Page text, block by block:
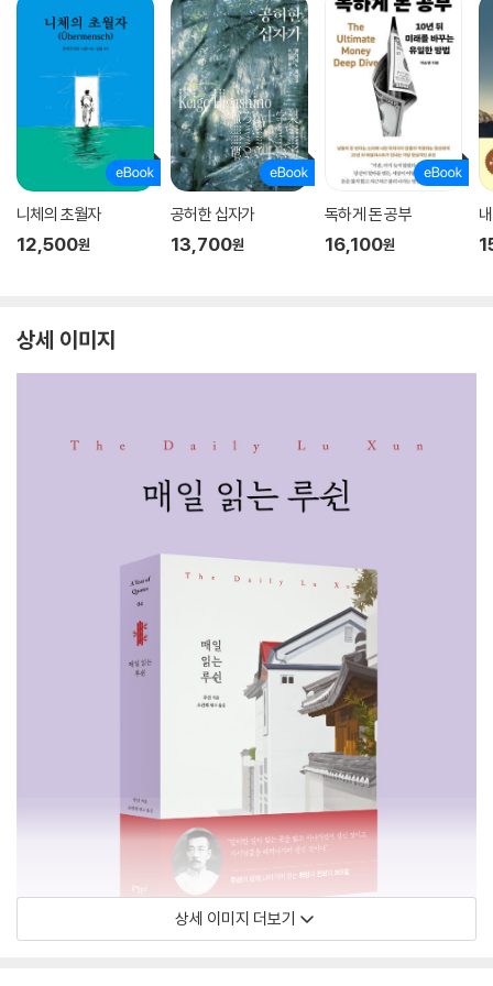
니체의 초월자
12,500원
공허한 십자가
13,700원
독하게 돈 공부
16,100원
상세 이미지
상세 이미지 더보기